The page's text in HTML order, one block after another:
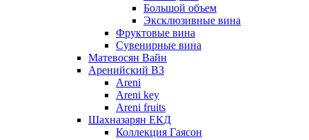
Большой объем
Эксклюзивные вина
Фруктовые вина
Cувенирные вина
Матевосян Вайн
Аренийский ВЗ
Areni
Areni key
Areni fruits
Шахназарян ЕКД
Коллекция Гаясон